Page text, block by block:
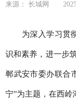
来源： 长城网
为深入学习贯彻
识和素养，进一步
郸武安市委办联合
宁”为主题，在西岭